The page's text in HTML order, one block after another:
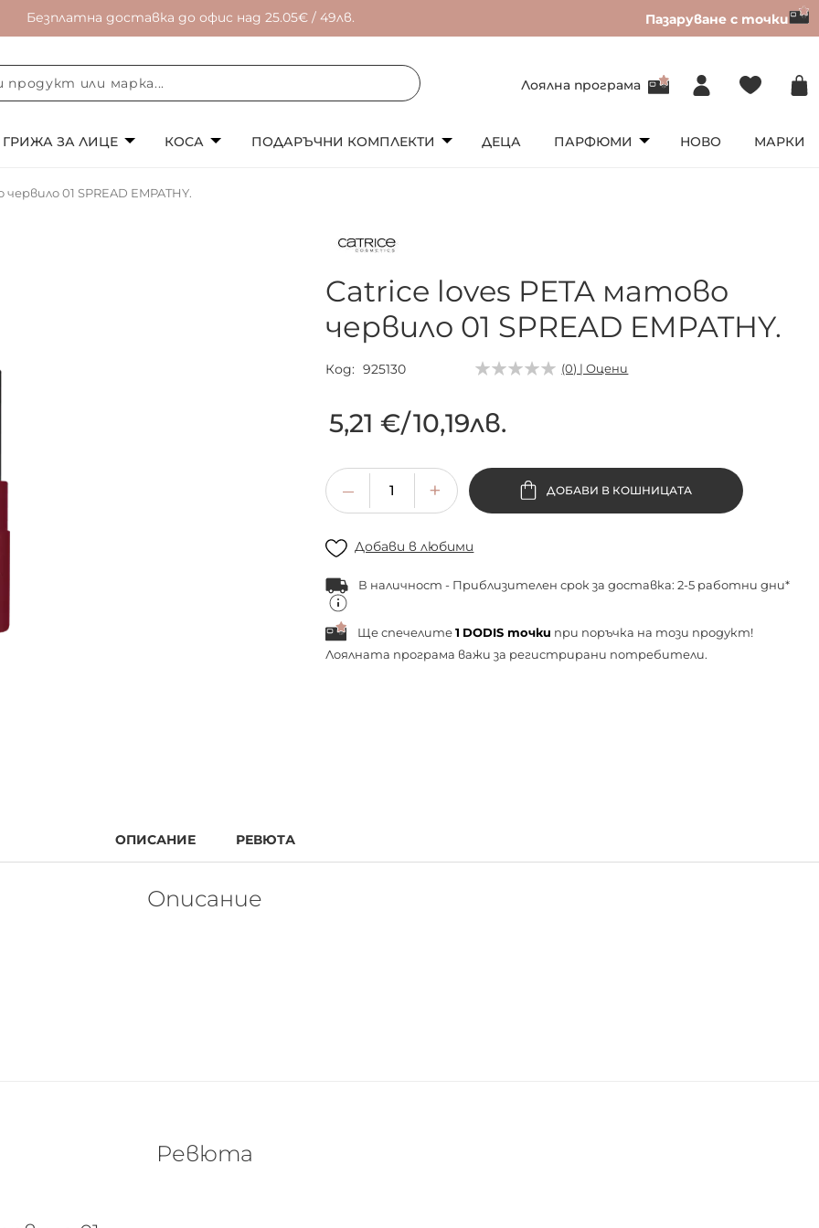
Безплатна доставка до офис над 25.05€ / 49лв. Пазаруване с точки
Лоялна програма
ГРИЖА ЗА ЛИЦЕ КОСА ПОДАРЪЧНИ КОМПЛЕКТИ ДЕЦА ПАРФЮМИ НОВО МАРКИ
01 SPREAD EMPATHY.
Catrice loves PETA матово
червило 01 SPREAD EMPATHY.
Код 925130 (0) | Оцени
5,21 €/10,19лв.
ДОБАВИ В КОШНИЦАТА
Добави в любими
В наличност - Приблизителен срок за доставка: 2-5 работни дни*
Ще спечелите 1 DODIS точки при поръчка на този продукт!
Лоялната програма важи за регистрирани потребители.
ОПИСАНИЕ РЕВЮТА
Описание
стартира лимитираната серия „CATRICE loves PETA“ заедно с най-голямата германска
Ревюта